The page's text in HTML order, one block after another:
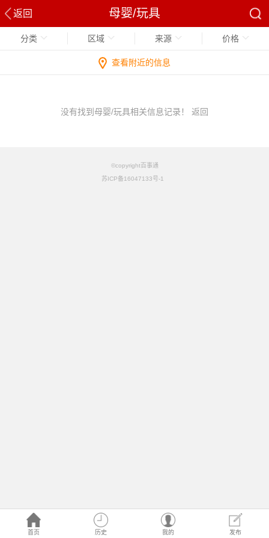
返回 母婴/玩具
首页 历史 我的 发布
分类 区域 来源 价格
查看附近的信息
没有找到母婴/玩具相关信息记录！ 返回
©copyright百事通
苏ICP备16047133号-1